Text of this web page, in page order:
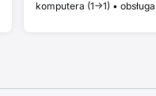
komputera (1->1) •